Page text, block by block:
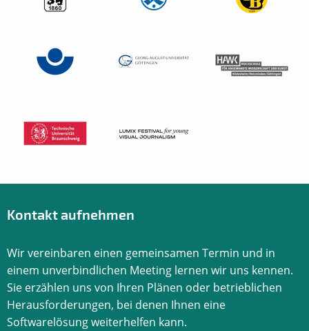
Kontakt aufnehmen
Wir vereinbaren einen gemeinsamen Termin und in
einem unverbindlichen Meeting lernen wir uns kennen.
Sie erzählen uns von Ihren Plänen oder betrieblichen
Herausforderungen, bei denen Ihnen eine
Softwarelösung weiterhelfen kann.